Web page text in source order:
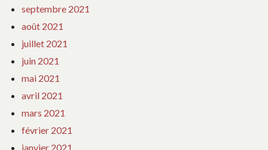
septembre 2021
août 2021
juillet 2021
juin 2021
mai 2021
avril 2021
mars 2021
février 2021
janvier 2021